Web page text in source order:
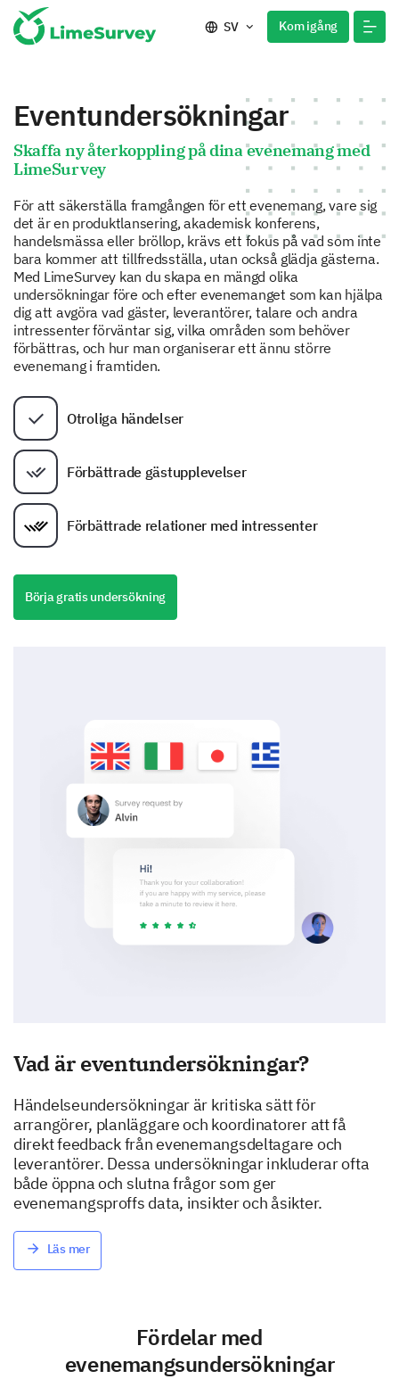
SV Kom igång
Eventundersökningar
Skaffa ny återkoppling på dina evenemang med
LimeSurvey
För att säkerställa framgången för ett evenemang, vare sig
det är en produktlansering, akademisk konferens,
handelsmässa eller bröllop, krävs ett fokus på vad som inte
bara kommer att tillfredsställa, utan också glädja gästerna.
Med LimeSurvey kan du skapa en mängd olika
undersökningar före och efter evenemanget som kan hjälpa
dig att avgöra vad gäster, leverantörer, talare och andra
intressenter förväntar sig, vilka områden som behöver
förbättras, och hur man organiserar ett ännu större
evenemang i framtiden.
Otroliga händelser
Förbättrade gästupplevelser
Förbättrade relationer med intressenter
Börja gratis undersökning
Vad är eventundersökningar?
Händelseundersökningar är kritiska sätt för
arrangörer, planläggare och koordinatorer att få
direkt feedback från evenemangsdeltagare och
leverantörer. Dessa undersökningar inkluderar ofta
både öppna och slutna frågor som ger
evenemangsproffs data, insikter och åsikter.
Läs mer
Fördelar med
evenemangsundersökningar